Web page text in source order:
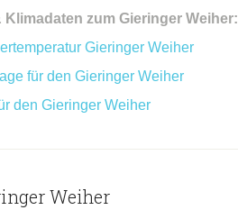
zum Gieringer Weiher:
Gieringer Weiher
für den Gieringer Weiher
den Gieringer Weiher
Weiher